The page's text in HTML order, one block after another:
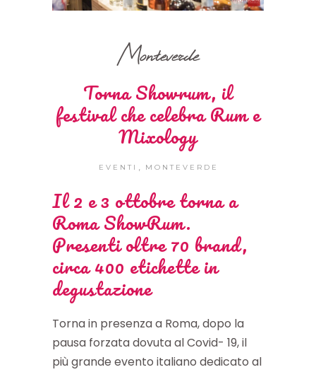
Monteverde
Torna Showrum, il
festival che celebra Rum e
Mixology
EVENTI , MONTEVERDE
Il 2 e 3 ottobre torna a
Roma ShowRum.
Presenti oltre 70 brand,
circa 400 etichette in
degustazione
Torna in presenza a Roma, dopo la
pausa forzata dovuta al Covid- 19, il
più grande evento italiano dedicato al